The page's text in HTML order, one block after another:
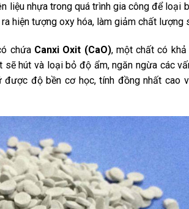
liệu nhựa trong quá trình gia công để loại
hiện tượng oxy hóa, làm giảm chất lượng
chứa Canxi Oxit (CaO), một chất có
sẽ hút và loại bỏ độ ẩm, ngăn ngừa các
độ bền cơ học, tính đồng nhất cao